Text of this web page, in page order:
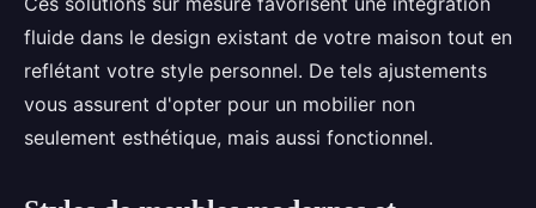
fluide dans le design existant de votre maison tout en
reflétant votre style personnel. De tels ajustements
vous assurent d'opter pour un mobilier non
seulement esthétique, mais aussi fonctionnel.